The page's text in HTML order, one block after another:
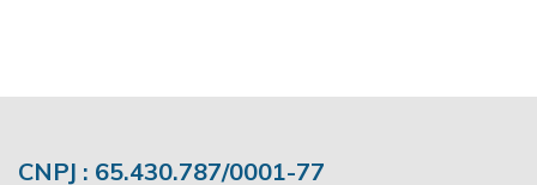
CNPJ : 65.430.787/0001-77